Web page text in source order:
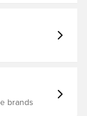
brands